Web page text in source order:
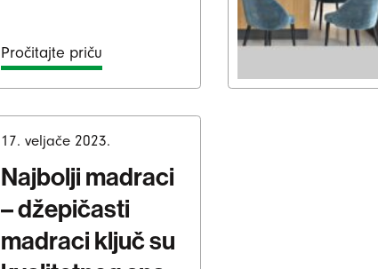
Pročitajte priču
17. veljače 2023.
Najbolji madraci
– džepičasti
madraci ključ su